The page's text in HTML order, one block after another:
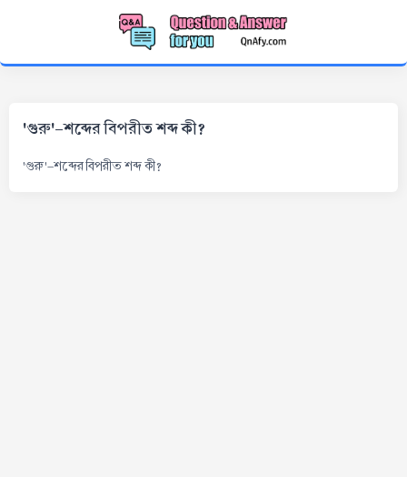
'গুরু'-শব্দের বিপরীত শব্দ কী?
'গুরু'-শব্দের বিপরীত শব্দ কী?